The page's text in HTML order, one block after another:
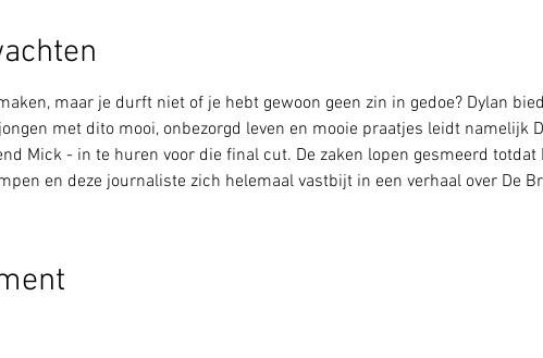
maar je durft niet of je hebt gewoon geen zin in gedoe? Dylan
met dito mooi, onbezorgd leven en mooie praatjes leidt namelijk
Mick - in te huren voor die final cut. De zaken lopen gesmeerd
en deze journaliste zich helemaal vastbijt in een verhaal over De